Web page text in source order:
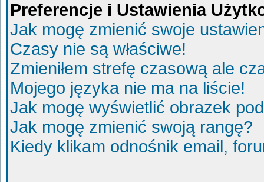
Preferencje i Ustawienia
Jak mogę zmienić swoje
Czasy nie są właściwe!
Zmieniłem strefę czasową ale
Mojego języka nie ma na liście!
Jak mogę wyświetlić obrazek
Jak mogę zmienić swoją rangę?
Kiedy klikam odnośnik email,